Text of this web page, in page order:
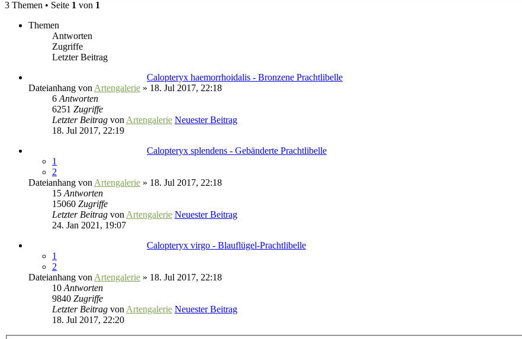
3 Themen • Seite 1 von 1
Themen
Antworten
Zugriffe
Letzter Beitrag
Calopteryx haemorrhoidalis - Bronzene Prachtlibelle
Dateianhang von Artengalerie » 18. Jul 2017, 22:18
6 Antworten
6251 Zugriffe
Letzter Beitrag von Artengalerie Neuester Beitrag
18. Jul 2017, 22:19
Calopteryx splendens - Gebänderte Prachtlibelle
1
2
Dateianhang von Artengalerie » 18. Jul 2017, 22:18
15 Antworten
15060 Zugriffe
Letzter Beitrag von Artengalerie Neuester Beitrag
24. Jan 2021, 19:07
Calopteryx virgo - Blauflügel-Prachtlibelle
1
2
Dateianhang von Artengalerie » 18. Jul 2017, 22:18
10 Antworten
9840 Zugriffe
Letzter Beitrag von Artengalerie Neuester Beitrag
18. Jul 2017, 22:20